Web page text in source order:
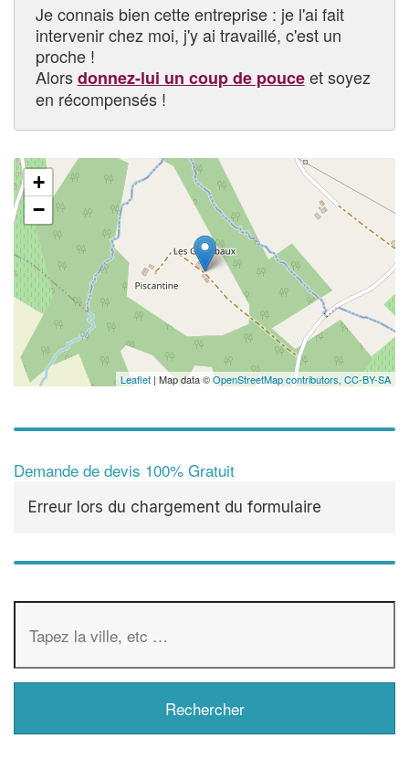
Je connais bien cette entreprise : je l'ai fait
intervenir chez moi, j'y ai travaillé, c'est un
proche !
Alorsdonnez-lui un coup de pouceet soyez
en récompensés !
+
−
Leaflet | Map data ©OpenStreetMap contributors, CC-BY-SA
Demande de devis 100% Gratuit
Erreur lors du chargement du formulaire